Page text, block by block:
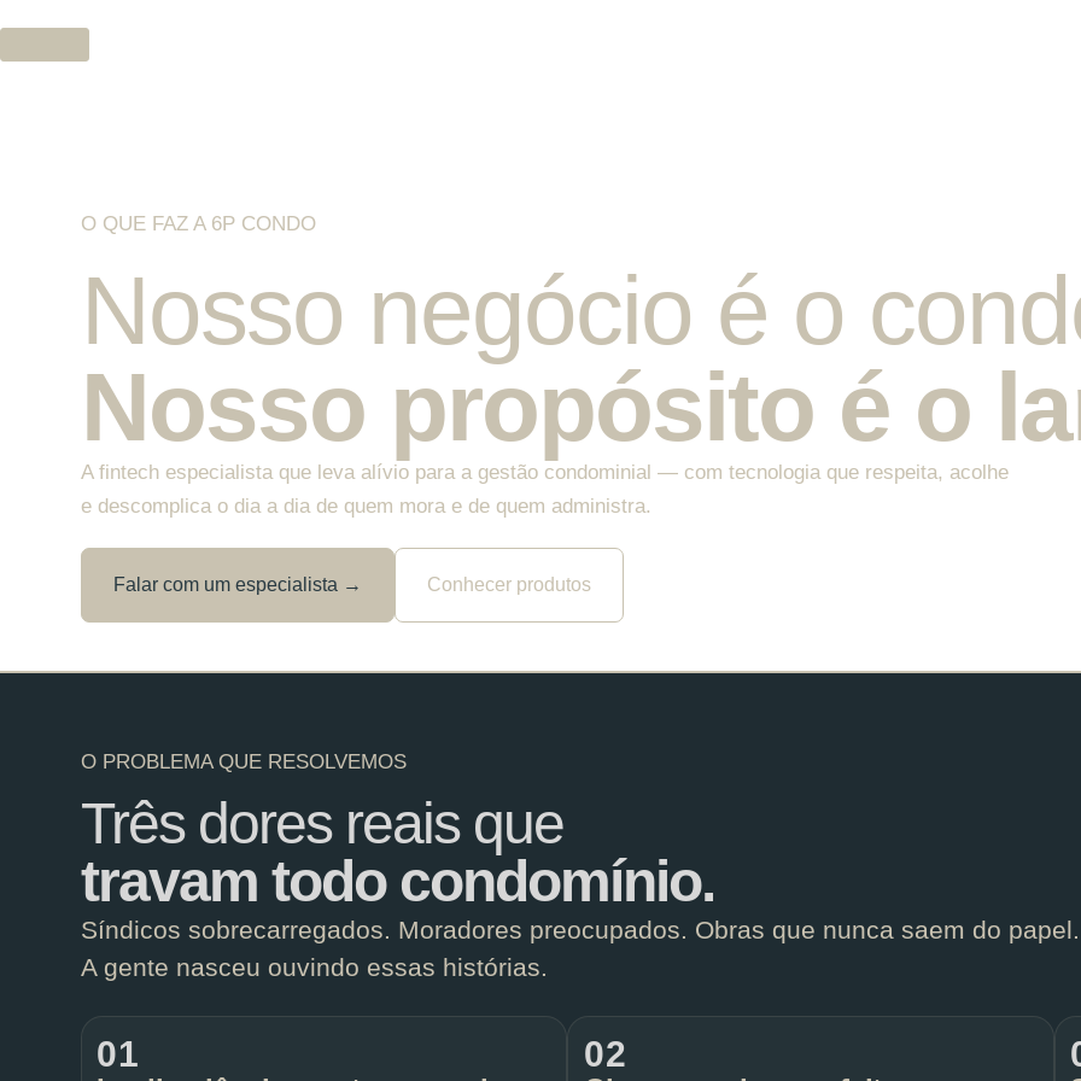
O QUE FAZ A 6P CONDO
Nosso negócio é o
Nosso propósito é o
A fintech especialista que leva alívio para a gestão condominial — com tecnologia que respeita, acolhe
e descomplica o dia a dia de quem mora e de quem administra.
Falar com um especialista → Conhecer produtos
O PROBLEMA QUE RESOLVEMOS
Três dores reais que
travam todo condomínio.
Síndicos sobrecarregados. Moradores preocupados. Obras que nunca saem do papel.
A gente nasceu ouvindo essas histórias.
01 02